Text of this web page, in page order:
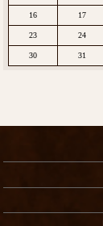
16 17
23 24
30 31